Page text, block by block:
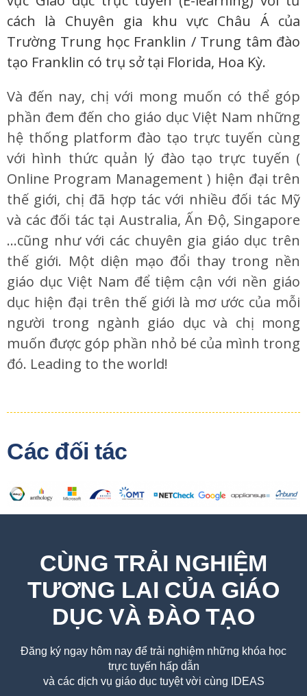
cách là Chuyên gia khu vực Châu Á của
Trường Trung học Franklin / Trung tâm đào
tạo Franklin có trụ sở tại Florida, Hoa Kỳ.
Và đến nay, chị với mong muốn có thể góp
phần đem đến cho giáo dục Việt Nam những
hệ thống platform đào tạo trực tuyến cùng
với hình thức quản lý đào tạo trực tuyến (
Online Program Management ) hiện đại trên
thế giới, chị đã hợp tác với nhiều đối tác Mỹ
và các đối tác tại Australia, Ấn Độ, Singapore
…cũng như với các chuyên gia giáo dục trên
thế giới. Một diện mạo đổi thay trong nền
giáo dục Việt Nam để tiệm cận với nền giáo
dục hiện đại trên thế giới là mơ ước của mỗi
người trong ngành giáo dục và chị mong
muốn được góp phần nhỏ bé của mình trong
đó. Leading to the world!
Các đối tác
CÙNG TRẢI NGHIỆM
TƯƠNG LAI CỦA GIÁO
DỤC VÀ ĐÀO TẠO
Đăng ký ngay hôm nay để trải nghiệm những khóa học
trực tuyến hấp dẫn
và các dịch vụ giáo dục tuyệt vời cùng IDEAS